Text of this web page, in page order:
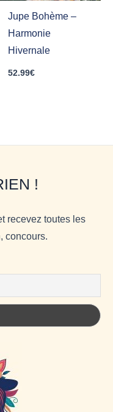
Jupe Bohème –
Harmonie
Hivernale
52.99€
!
recevez toutes les
concours.